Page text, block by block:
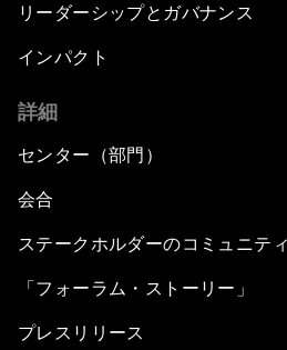
リーダーシップとガバナンス
インパクト
詳細
センター（部門）
会合
ステークホルダーのコミュニティ
「フォーラム・ストーリー」
プレスリリース